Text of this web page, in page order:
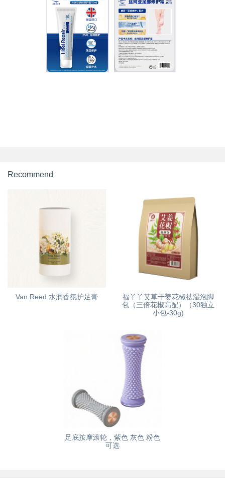
Recommend
Van Reed 水润香氛护足膏
福丫丫艾草干姜花椒祛湿泡脚
包（三倍花椒高配）（30独立
小包-30g)
足底按摩滚轮，紫色 灰色 粉色
可选